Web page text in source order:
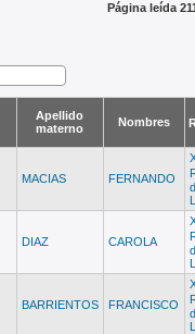
Página leída
Apellido
materno
Nombres
MACIAS FERNANDO
DIAZ CAROLA
BARRIENTOS FRANCISCO